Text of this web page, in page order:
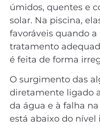
úmidos, quentes e
solar. Na piscina,
favoráveis quando
tratamento
é feita de forma
O surgimento das
diretamente ligado
da água e à falha
está abaixo do nível